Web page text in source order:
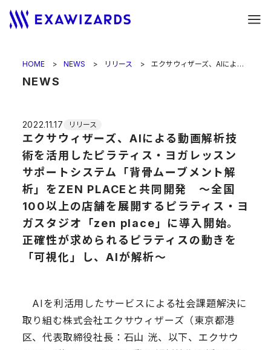
HOME NEWS リリース エクサウィザーズ、AIによる動画解析技術を活用したピラティス・ヨガレッスンサポートシステム「背骨ムーブメント解析」をZEN PLACEと共同開発 ～全国100以上の店舗を展開するピラティス・ヨガスタジオ「zen place」に導入開始。 正確性が求められるピラティスの動きを「可視化」し、AIが解析～
NEWS
2022.11.17 リリース
エクサウィザーズ、AIによる動画解析技
術を活用したピラティス・ヨガレッスン
サポートシステム「背骨ムーブメント解
析」をZEN PLACEと共同開発 ～全国
100以上の店舗を展開するピラティス・ヨ
ガスタジオ「zen place」に導入開始。
正確性が求められるピラティスの動きを
「可視化」し、AIが解析～
AIを利活用したサービスによる社会課題解決に
取り組む株式会社エクサウィザーズ（東京都港
区、代表取締役社長：石山 洸、以下、エクサウ